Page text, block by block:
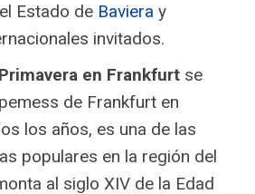
Estado de Baviera y
invitados.
en Frankfurt se
de Frankfurt en
los años, es una de las
populares en la región del
al siglo XIV de la Edad